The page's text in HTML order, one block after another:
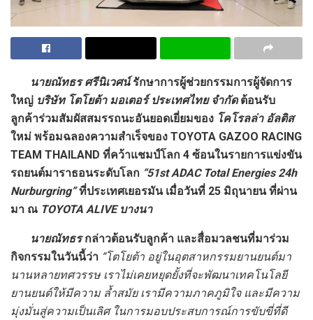
นายณัทธร ศรีนิเวศน์รักษาการผู้ช่วยกรรมการผู้จัดการ
ใหญ่ บริษัท โตโยต้า มอเตอร์ ประเทศไทย จำกัดต้อนรับ
ลูกค้าร่วมสัมผัสสมรรถนะอันยอดเยี่ยมของ โคโรลล่า อัลติส
ใหม่ พร้อมฉลองความสำเร็จของ TOYOTA GAZOO RACING
TEAM THAILAND ที่คว้าแชมป์โลก 4 ซ้อนในรายการแข่งขัน
รถยนต์มาราธอนระดับโลก “51st ADAC Total Energies 24h
Nurburgring”ที่ประเทศเยอรมัน เมื่อวันที่ 25 มิถุนายน ที่ผ่าน
มา ณ TOYOTA ALIVE บางนา
นายณัทธรกล่าวต้อนรับลูกค้า และสื่อมวลชนที่มาร่วม
กิจกรรมในวันนี้ว่า “โตโยต้า อยู่ในอุตสาหกรรมยานยนต์มา
นานหลายทศวรรษ เราไม่เคยหยุดยั้งที่จะพัฒนาเทคโนโลยี
ยานยนต์ให้มีความ ล้ำสมัย เรามีความภาคภูมิใจ และมีความ
มุ่งมั่นสู่ความเป็นเลิศ ในการมอบประสบการณ์การขับขี่ที่ดี